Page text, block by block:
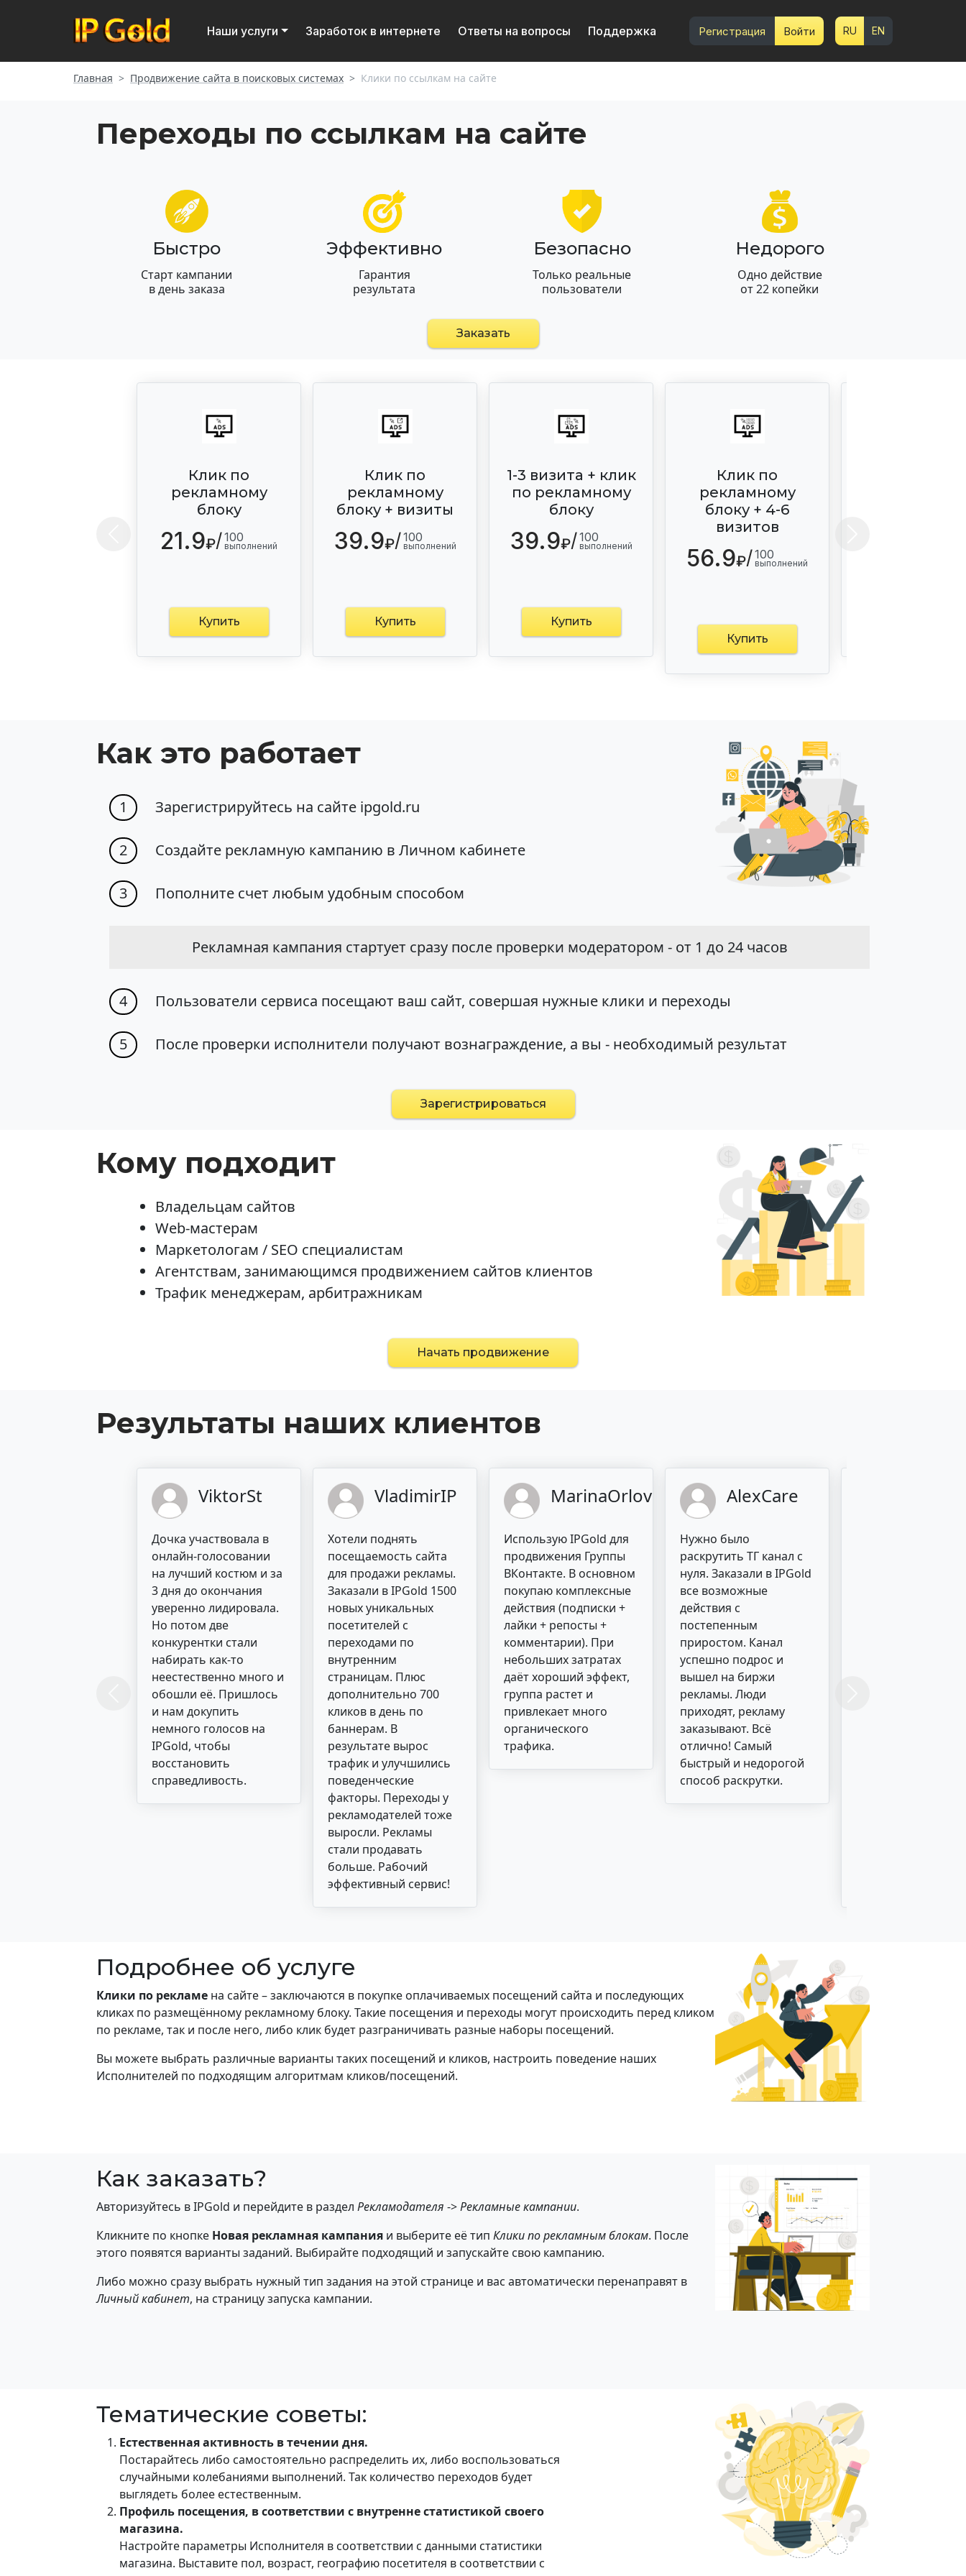
Наши услуги Заработок в интернете Ответы на вопросы Поддержка Регистрация Войти RU EN
Главная Продвижение сайта в поисковых системах Клики по ссылкам на сайте
Переходы по ссылкам на сайте
Быстро
Старт кампании
в день заказа
Эффективно
Гарантия
результата
Безопасно
Только реальные
пользователи
Недорого
Одно действие
от 22 копейки
Заказать
Клик по
рекламному
блоку
21.9₽/100
выполнений
Купить
Клик по
рекламному
блоку + визиты
39.9₽/100
выполнений
Купить
1-3 визита + клик
по рекламному
блоку
39.9₽/100
выполнений
Купить
Клик по
рекламному
блоку + 4-6
визитов
56.9₽/100
выполнений
Купить
Как это работает
1 Зарегистрируйтесь на сайте ipgold.ru
2 Создайте рекламную кампанию в Личном кабинете
3 Пополните счет любым удобным способом
Рекламная кампания стартует сразу после проверки модератором - от 1 до 24 часов
4 Пользователи сервиса посещают ваш сайт, совершая нужные клики и переходы
5 После проверки исполнители получают вознаграждение, а вы - необходимый результат
Зарегистрироваться
Кому подходит
Владельцам сайтов
Web-мастерам
Маркетологам / SEO специалистам
Агентствам, занимающимся продвижением сайтов клиентов
Трафик менеджерам, арбитражникам
Начать продвижение
Результаты наших клиентов
ViktorSt
Дочка участвовала в
онлайн-голосовании
на лучший костюм и за
3 дня до окончания
уверенно лидировала.
Но потом две
конкурентки стали
набирать как-то
неестественно много и
обошли её. Пришлось
и нам докупить
немного голосов на
IPGold, чтобы
восстановить
справедливость.
VladimirIP
Хотели поднять
посещаемость сайта
для продажи рекламы.
Заказали в IPGold 1500
новых уникальных
посетителей с
переходами по
внутренним
страницам. Плюс
дополнительно 700
кликов в день по
баннерам. В
результате вырос
трафик и улучшились
поведенческие
факторы. Переходы у
рекламодателей тоже
выросли. Рекламы
стали продавать
больше. Рабочий
эффективный сервис!
MarinaOrlova
Использую IPGold для
продвижения Группы
ВКонтакте. В основном
покупаю комплексные
действия (подписки +
лайки + репосты +
комментарии). При
небольших затратах
даёт хороший эффект,
группа растет и
привлекает много
органического
трафика.
AlexCare
Нужно было
раскрутить ТГ канал с
нуля. Заказали в IPGold
все возможные
действия с
постепенным
приростом. Канал
успешно подрос и
вышел на биржи
рекламы. Люди
приходят, рекламу
заказывают. Всё
отлично! Самый
быстрый и недорогой
способ раскрутки.
Previous
Подробнее об услуге
Клики по рекламе на сайте – заключаются в покупке оплачиваемых посещений сайта и последующих
кликах по размещённому рекламному блоку. Такие посещения и переходы могут происходить перед кликом
по рекламе, так и после него, либо клик будет разграничивать разные наборы посещений.
Вы можете выбрать различные варианты таких посещений и кликов, настроить поведение наших
Исполнителей по подходящим алгоритмам кликов/посещений.
Как заказать?
Авторизуйтесь в IPGold и перейдите в раздел Рекламодателя ->Рекламные кампании.
Кликните по кнопке Новая рекламная кампания и выберите её тип Клики по рекламным блокам. После
этого появятся варианты заданий. Выбирайте подходящий и запускайте свою кампанию.
Либо можно сразу выбрать нужный тип задания на этой странице и вас автоматически перенаправят в
Личный кабинет, на страницу запуска кампании.
Тематические советы:
Естественная активность в течении дня.
Постарайтесь либо самостоятельно распределить их, либо воспользоваться
случайными колебаниями выполнений. Так количество переходов будет
выглядеть более естественным.
Профиль посещения, в соответствии с внутренне статистикой своего
магазина.
Настройте параметры Исполнителя в соответствии с данными статистики
магазина. Выставите пол, возраст, географию посетителя в соответствии с